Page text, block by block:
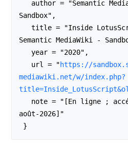
Sandbox",
Semantic MediaWiki -
   url = "
https://
mediawiki.net/w/index.php?
août-2026]"